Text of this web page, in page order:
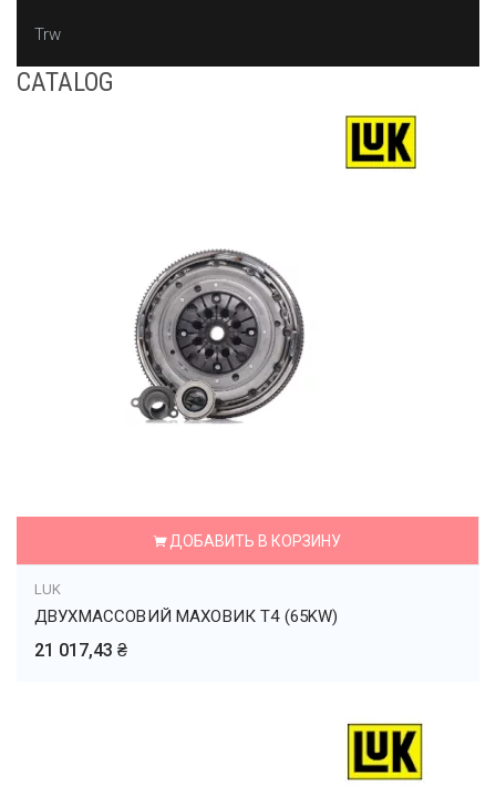
Trw
CATALOG
ДОБАВИТЬ В КОРЗИНУ
LUK
ДВУХМАССОВИЙ МАХОВИК Т4 (65KW)
21 017,43 ₴